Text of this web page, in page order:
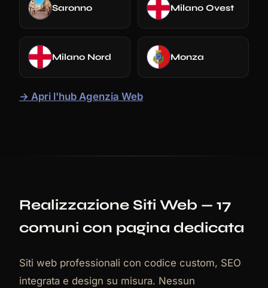
Saronno Milano Ovest
Milano Nord Monza
→ Apri l'hub Agenzia Web
Realizzazione Siti Web — 17
comuni con pagina dedicata
Siti web professionali con codice custom, SEO
integrata e design su misura. Nessun